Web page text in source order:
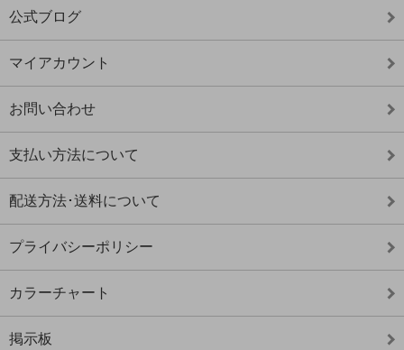
公式ブログ
マイアカウント
お問い合わせ
支払い方法について
配送方法･送料について
プライバシーポリシー
カラーチャート
掲示板